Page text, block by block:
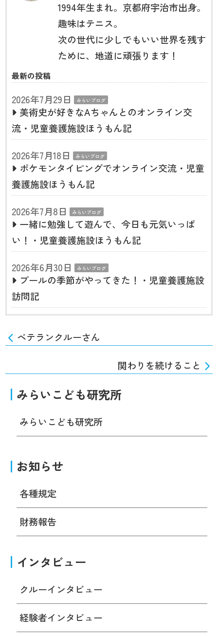
1994年生まれ。京都府宇治市出身。
趣味はテニス。
次の世代に少しでもいい世界を残す
ために、地道に頑張ります！
最新の投稿
2026年7月29日 みらいブログ
美術史が好きなAちゃんとのオンライン交
流・児童養護施設ほうもん記
2026年7月18日
みらいブログ
ポケモンタイピングでオンライン交流・児童
養護施設ほうもん記
2026年7月8日
みらいブログ
一緒に勉強して遊んで、今日も元気いっぱ
い！・児童養護施設ほうもん記
2026年6月30日
みらいブログ
プールの季節がやってきた！・児童養護施設
訪問記
ベテランクルーさん
関わりを続けること
みらいこども研究所
みらいこども研究所
お知らせ
各種規定
財務報告
インタビュー
クルーインタビュー
経験者インタビュー